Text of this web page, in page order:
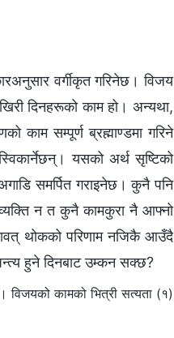
वर्गीकृत गरिनेछ। विजय
दिनहरूको काम हो। अन्यथा,
काम सम्पूर्ण ब्रह्माण्डमा गरिने
यसको अर्थ सृष्टिको
समर्पित गराइनेछ। कुनै पनि
न त कुनै कामकुरा नै आफ्नो
थोकको परिणाम नजिकै आउँदै
हुने दिनबाट उम्कन सक्छ?
कामको भित्री सत्यता (१)